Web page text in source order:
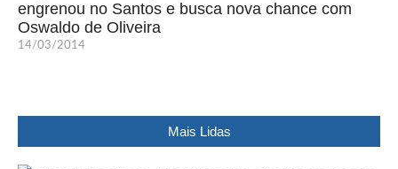
engrenou no Santos e busca nova chance com
Oswaldo de Oliveira
14/03/2014
Mais Lidas